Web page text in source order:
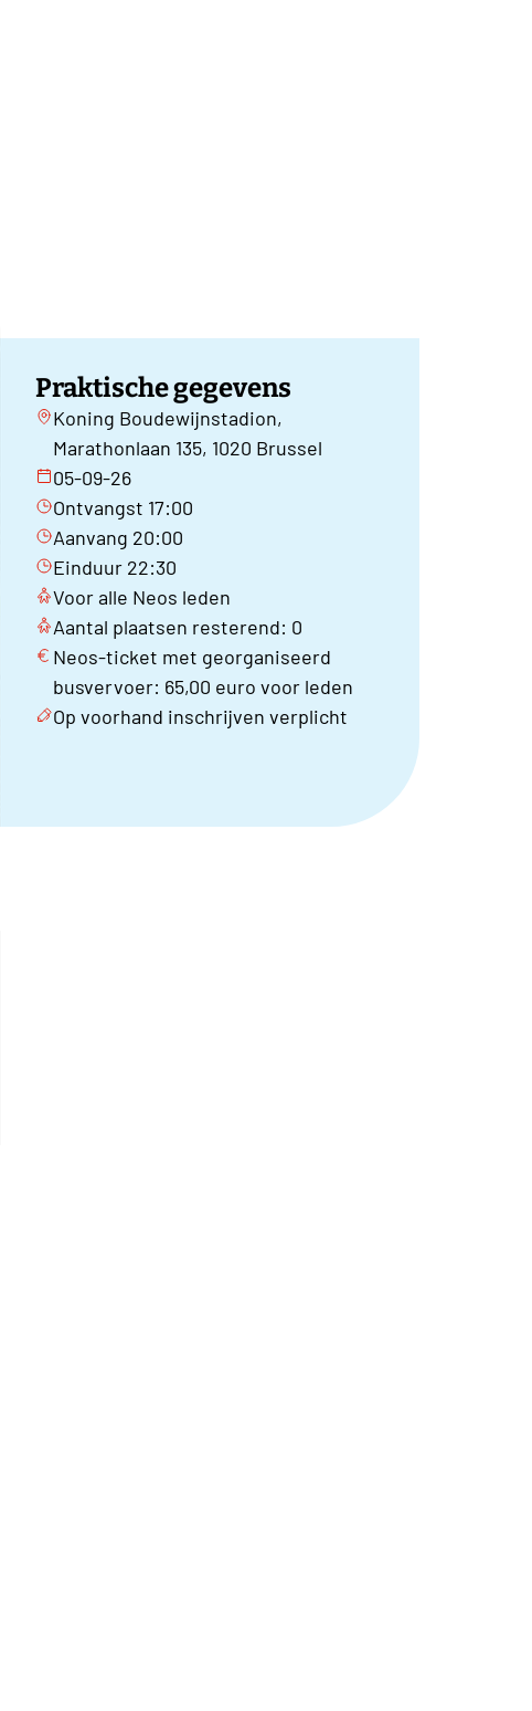
Praktische gegevens
Koning Boudewijnstadion,
Marathonlaan 135, 1020 Brussel
05-09-26
Ontvangst 17:00
Aanvang 20:00
Einduur 22:30
Voor alle Neos leden
Aantal plaatsen resterend: 0
Neos-ticket met georganiseerd
busvervoer: 65,00 euro voor leden
Op voorhand inschrijven verplicht